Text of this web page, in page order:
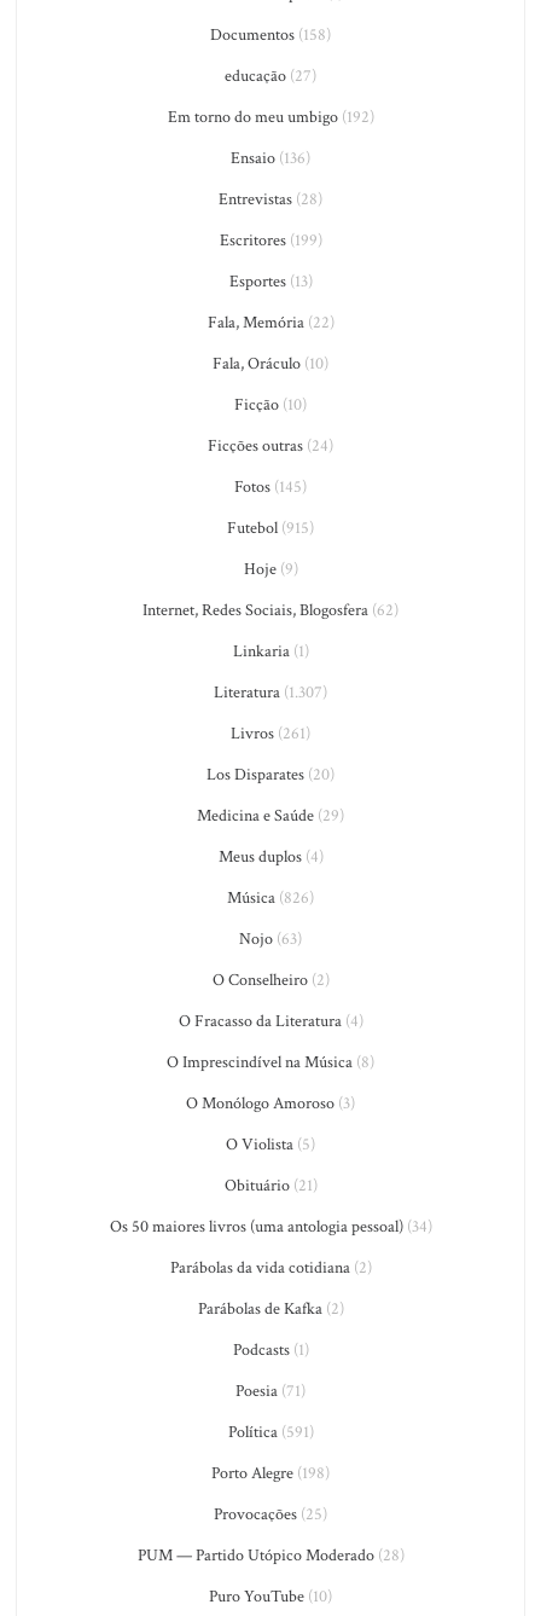
Documentos (158)
educação (27)
Em torno do meu umbigo(192)
Ensaio (136)
Entrevistas (28)
Escritores(199)
Esportes(13)
Fala, Memória(22)
Fala, Oráculo (10)
Ficção (10)
Ficções outras (24)
Fotos (145)
Futebol (915)
Hoje(9)
Internet, Redes Sociais, Blogosfera (62)
Linkaria(1)
Literatura (1.307)
Livros (261)
Los Disparates (20)
Medicina e Saúde (29)
Meus duplos(4)
Música (826)
Nojo (63)
O Conselheiro(2)
O Fracasso da Literatura(4)
O Imprescindível na Música (8)
O Monólogo Amoroso (3)
O Violista (5)
Obituário(21)
Os 50 maiores livros (uma antologia pessoal)(34)
Parábolas da vida cotidiana(2)
Parábolas de Kafka(2)
Podcasts(1)
Poesia (71)
Política(591)
Porto Alegre (198)
Provocações (25)
PUM — Partido Utópico Moderado(28)
Puro YouTube (10)